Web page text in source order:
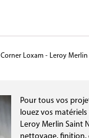
Corner Loxam - Leroy Merlin
Pour tous vos
louez vos
Leroy Merlin Saint